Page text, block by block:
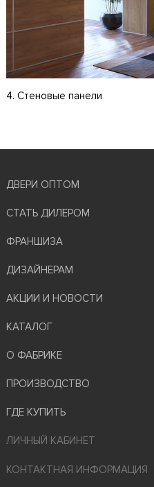
4. Стеновые панели
ДВЕРИ ОПТОМ
СТАТЬ ДИЛЕРОМ
ФРАНШИЗА
ДИЗАЙНЕРАМ
АКЦИИ И НОВОСТИ
КАТАЛОГ
О ФАБРИКЕ
ПРОИЗВОДСТВО
ГДЕ КУПИТЬ
ЛИЧНЫЙ КАБИНЕТ
КОНТАКТНАЯ ИНФОРМАЦИЯ